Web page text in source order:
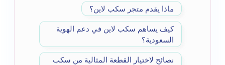
ماذا يقدم متجر سكب لاين؟
كيف يساهم سكب لاين في دعم الهوية
السعودية؟
نصائح لاختيار القطعة المثالية من سكب